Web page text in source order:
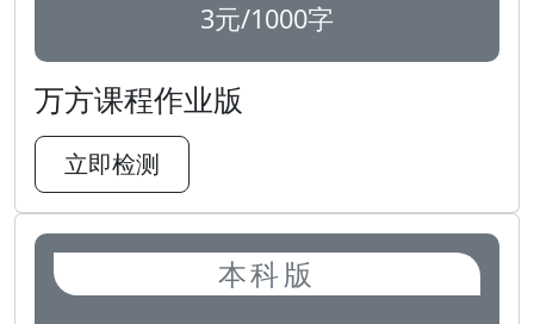
3元/1000字
万方课程作业版
立即检测
本科版